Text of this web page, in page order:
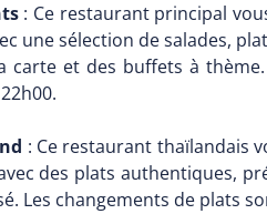
: Ce restaurant principal
une sélection de salades,
carte et des buffets à
: Ce restaurant thaïlandais
des plats authentiques,
Les changements de plats